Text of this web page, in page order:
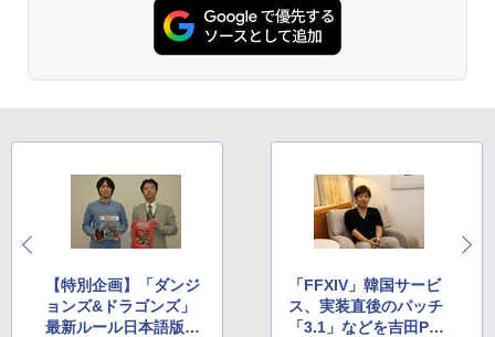
【特別企画】「ダンジ
ョンズ&ドラゴンズ」
最新ルール日本語版は
「FFXIV」韓国サービ
ス、実装直後のパッチ
「3.1」などを吉田Pに